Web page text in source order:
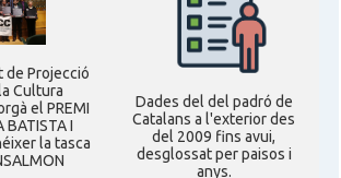
Projecció
Cultura
el PREMI
BATISTA I
la tasca
Dades del del padró de
Catalans a l'exterior des
del 2009 fins avui,
desglossat per paisos i
anys.